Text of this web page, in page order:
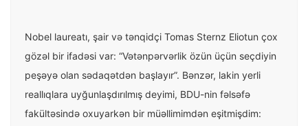
Nobel laureatı, şair və tənqidçi Tomas Sternz Eliotun çox
gözəl bir ifadəsi var: “Vətənpərvərlik özün üçün seçdiyin
peşəyə olan sədaqətdən başlayır”. Bənzər, lakin yerli
reallıqlara uyğunlaşdırılmış deyimi, BDU-nin fəlsəfə
fakültəsində oxuyarkən bir müəllimimdən eşitmişdim: